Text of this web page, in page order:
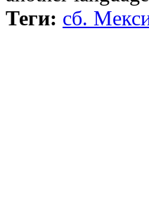
Теги: сб.